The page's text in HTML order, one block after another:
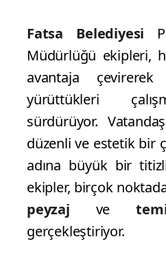
Fatsa Belediyesi
Müdürlüğü ekipleri,
avantaja
yürüttükleri
sürdürüyor.
düzenli ve estetik bir
adına büyük bir
ekipler, birçok
peyzaj ve
gerçekleştiriyor.